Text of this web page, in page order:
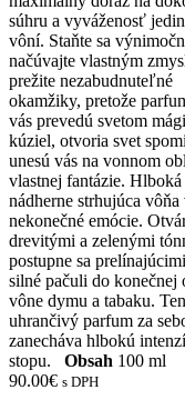
súhru a vyváženosť
vôní. Staňte sa
načúvajte vlastným
prežite nezabudnuteľné
okamžiky, pretože
vás prevedú svetom
kúziel, otvoria svet
unesú vás na vonnom
vlastnej fantázie. Hlboká
nádherne strhujúca vôňa
nekonečné emócie.
drevitými a zelenými
postupne sa
silné pačuli do konečnej
vône dymu a tabaku.
uhrančivý parfum za
zanecháva hlbokú
stopu. Obsah 100 ml
90.00€ s DPH